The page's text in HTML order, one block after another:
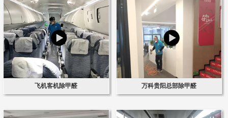
飞机客机除甲醛 万科贵阳总部除甲醛